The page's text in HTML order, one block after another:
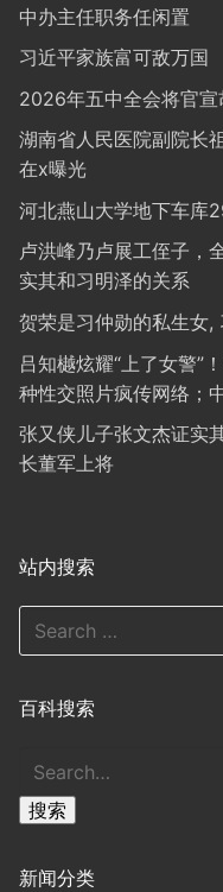
中办主任职务任闲置
习近平家族富可敌万国
2026年五中全会将官
湖南省人民医院副院长
在x曝光
河北燕山大学地下车库
卢洪峰乃卢展工侄子，
实其和习明泽的关系
贺荣是习仲勋的私生女,
吕知樾炫耀“上了女警”
种性交照片疯传网络；
张又侠儿子张文杰证实
长董军上将
站内搜索
Search
for:
百科搜索
搜索
新闻分类